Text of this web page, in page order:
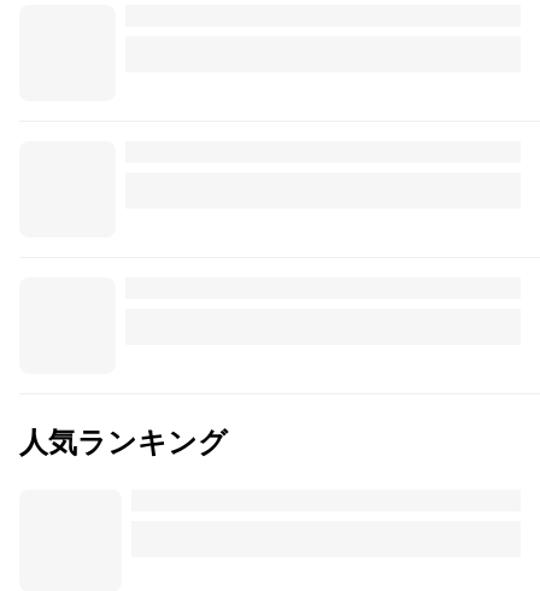
人気ランキング